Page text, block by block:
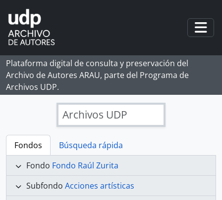
Skip to main content
Plataforma digital de consulta y preservación del
Archivo de Autores ARAU, parte del Programa de
Archivos UDP.
Archivos UDP
Fondos
Búsqueda rápida
Fondo Fondo Raúl Zurita
Subfondo Acciones artísticas